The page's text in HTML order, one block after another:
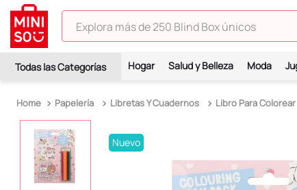
Explora más de 250 Blind Box únicos
Hogar Salud y Belleza Moda
Papelería Libretas Y Cuadernos Libro Para Colorear
Nuevo
TÉRMINOS MÁS BUSCADOS
2 .
spiderman
4.
osito cariñosito